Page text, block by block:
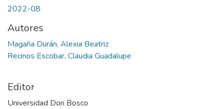
2022-08
Autores
Magaña Durán, Alexia Beatriz
Recinos Escobar, Claudia Guadalupe
Editor
Universidad Don Bosco